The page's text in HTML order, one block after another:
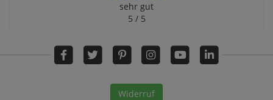
sehr gut
5 / 5
Widerruf